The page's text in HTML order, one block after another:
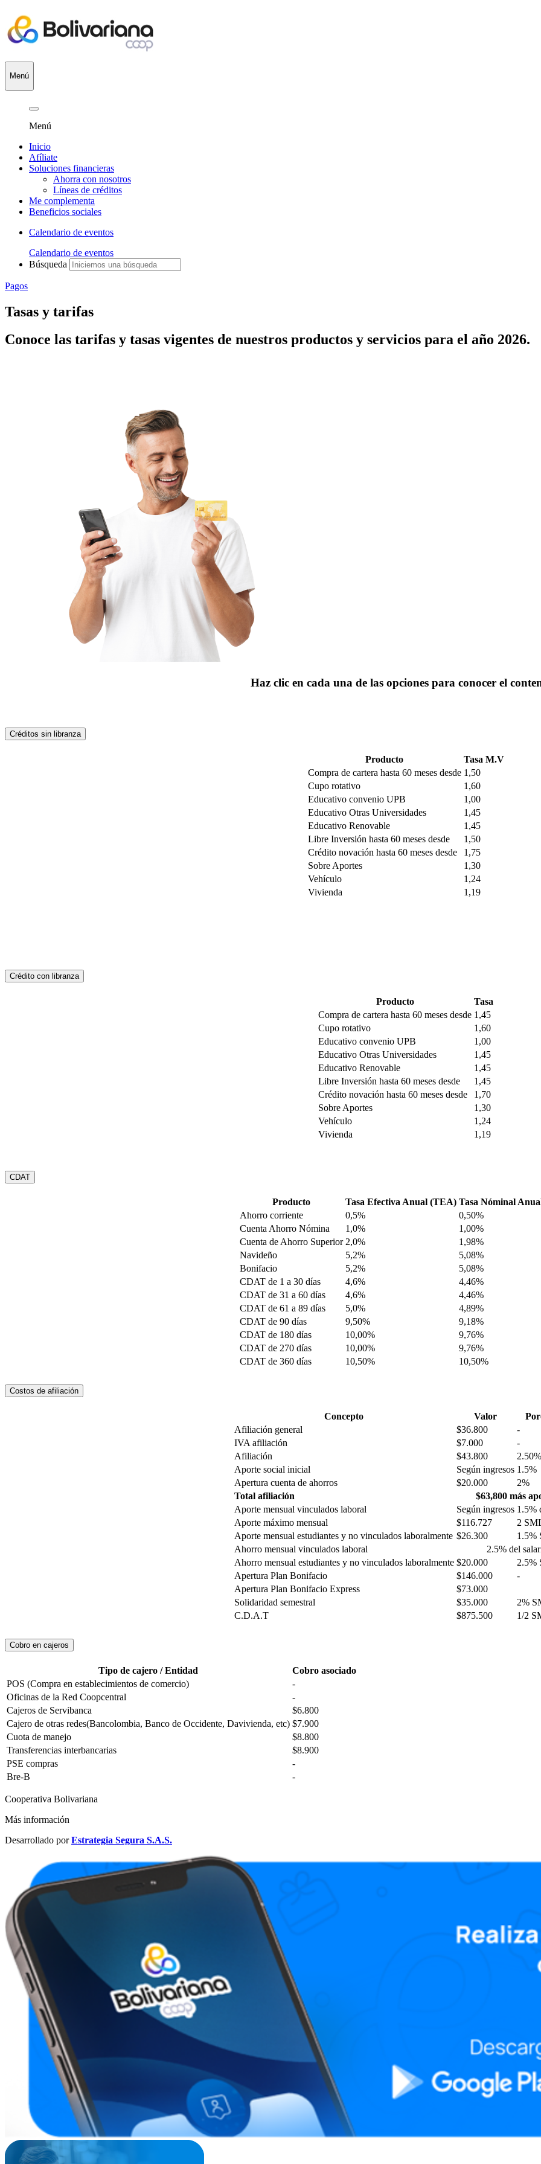
Menú
Menú
Inicio
Afíliate
Soluciones financieras
Ahorra con nosotros
Líneas de créditos
Me complementa
Beneficios sociales
Calendario de eventos
Calendario de eventos
Búsqueda
Pagos
Tasas y tarifas
Conoce las tarifas y tasas vigentes de nuestros productos y servicios para el año 2026.
Haz clic en cada una de las opciones para conocer el
Créditos sin libranza
Producto
Tasa M.V
Compra de cartera hasta 60 meses desde 1,50
Cupo rotativo
1,60
Educativo convenio UPB
1,00
Educativo Otras Universidades
1,45
Educativo Renovable
1,45
Libre Inversión hasta 60 meses desde
1,50
Crédito novación hasta 60 meses desde
1,75
Sobre Aportes
1,30
Vehículo
1,24
Vivienda
1,19
Crédito con libranza
Producto
Tasa
Compra de cartera hasta 60 meses desde 1,45
Cupo rotativo
1,60
Educativo convenio UPB
1,00
Educativo Otras Universidades
1,45
Educativo Renovable
1,45
Libre Inversión hasta 60 meses desde
1,45
Crédito novación hasta 60 meses desde
1,70
Sobre Aportes
1,30
Vehículo
1,24
Vivienda
1,19
CDAT
Producto Tasa Efectiva Anual (TEA) Tasa Nóminal
Ahorro corriente
0,5%
0,50%
Cuenta Ahorro Nómina
1,0%
1,00%
Cuenta de Ahorro Superior 2,0%
1,98%
Navideño
5,2%
5,08%
Bonifacio
5,2%
5,08%
CDAT de 1 a 30 días
4,6%
4,46%
CDAT de 31 a 60 días
4,6%
4,46%
CDAT de 61 a 89 días
5,0%
4,89%
CDAT de 90 días
9,50%
9,18%
CDAT de 180 días
10,00%
9,76%
CDAT de 270 días
10,00%
9,76%
CDAT de 360 días
10,50% 10,50%
Costos de afiliación
Concepto Valor
Afiliación general
$36.800
-
IVA afiliación
$7.000
-
Afiliación
$43.800
2.50%
Aporte social inicial
Según ingresos 1.5%
Apertura cuenta de ahorros
$20.000
2%
Total afiliación
$63,800 más
Aporte mensual vinculados laboral
Según ingresos 1.5%
Aporte máximo mensual
$116.727
2
Aporte mensual estudiantes y no vinculados laboralmente $26.300
1.5%
Ahorro mensual vinculados laboral
2.5% del
Ahorro mensual estudiantes y no vinculados laboralmente $20.000
2.5%
Apertura Plan Bonifacio
$146.000
-
Apertura Plan Bonifacio Express
$73.000
Solidaridad semestral
$35.000
2%
C.D.A.T
$875.500 1/2
Cobro en cajeros
Tipo de cajero / Entidad
Cobro asociado
POS (Compra en establecimientos de comercio)
-
Oficinas de la Red Coopcentral
-
Cajeros de Servibanca
$6.800
Cajero de otras redes(Bancolombia, Banco de Occidente, Davivienda, etc) $7.900
Cuota de manejo
$8.800
Transferencias interbancarias
$8.900
PSE compras
-
Bre-B
-
Cooperativa Bolivariana
Más información
Desarrollado porEstrategia Segura S.A.S.